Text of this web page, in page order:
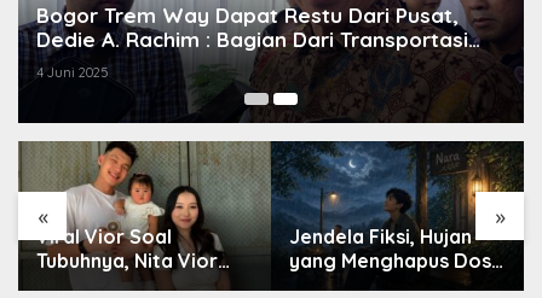
Bogor Trem Way Dapat Restu Dari Pusat,
Dedie A. Rachim : Bagian Dari Transportasi
Masa Depan
4 Juni 2025
« »
Viral Vior Soal
Tubuhnya, Nita Vior
Akui Nikmati Peranya
Jendela Fiksi, Hujan
yang Menghapus Dosa